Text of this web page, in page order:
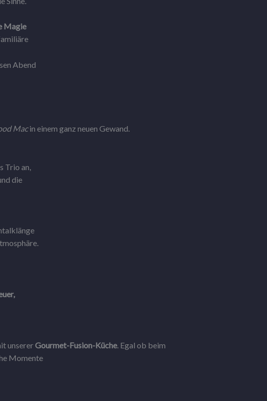
Magie
Abend
Macin einem ganz neuen Gewand.
Trio an,
die
unsererGourmet-Fusion-Küche. Egal ob beim
Momente